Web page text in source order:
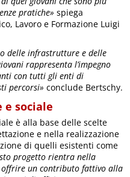
pratiche»spiega
Lavoro e Formazione Luigi
delle infrastrutture e delle
rappresenta l’impegno
con tutti gli enti di
percorsi»conclude Bertschy.
sociale
è alla base delle scelte
e nella realizzazione
di quelli esistenti come
progetto rientra nella
un contributo fattivo alla